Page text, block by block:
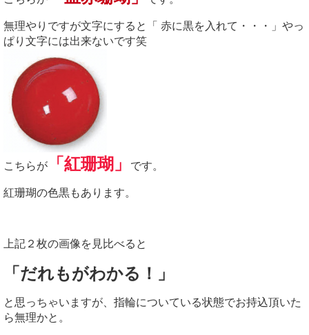
無理やりですが文字にすると「 赤に黒を入れて・・・」やっ
ぱり文字には出来ないです笑
こちらが 「紅珊瑚」 です。
紅珊瑚の色黒もあります。
上記２枚の画像を見比べると
「だれもがわかる！」
と思っちゃいますが、指輪についている状態でお持込頂いた
ら無理かと。